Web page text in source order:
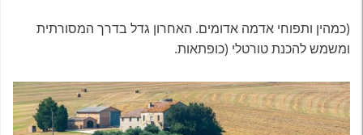
(כמהין ותפוחי אדמה אדומים. האחרון גדל בדרך המסורתית
ומשמש להכנת טורטלי (כופתאות.